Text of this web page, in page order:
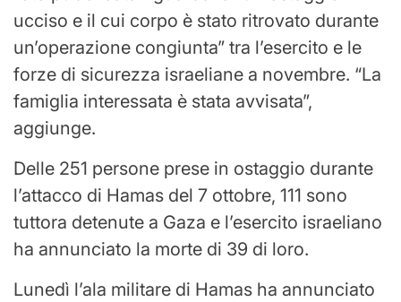
ucciso e il cui corpo è stato ritrovato durante
un’operazione congiunta” tra l’esercito e le
forze di sicurezza israeliane a novembre. “La
famiglia interessata è stata avvisata”,
aggiunge.
Delle 251 persone prese in ostaggio durante
l’attacco di Hamas del 7 ottobre, 111 sono
tuttora detenute a Gaza e l’esercito israeliano
ha annunciato la morte di 39 di loro.
Lunedì l’ala militare di Hamas ha annunciato